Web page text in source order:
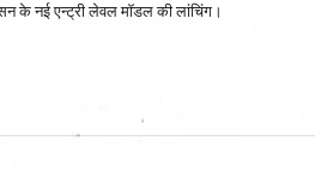
के नई एन्ट्री लेवल मॉडल की लांचिंग।